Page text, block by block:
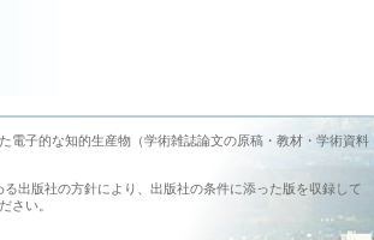
電子的な知的生産物（学術雑誌論文の原稿・教材・学術資料
出版社の方針により、出版社の条件に添った版を収録して
さい。